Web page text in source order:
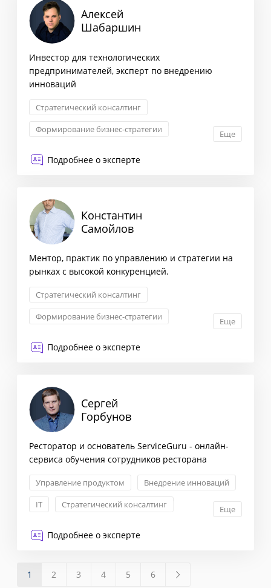
Алексей
Шабаршин
Инвестор для технологических
предпринимателей, эксперт по внедрению
инноваций
Стратегический консалтинг
Формирование бизнес-стратегии
Еще
Подробнее о эксперте
Константин
Самойлов
Ментор, практик по управлению и стратегии на
рынках с высокой конкуренцией.
Стратегический консалтинг
Формирование бизнес-стратегии
Еще
Подробнее о эксперте
Сергей
Горбунов
Ресторатор и основатель ServiceGuru - онлайн-
сервиса обучения сотрудников ресторана
Управление продуктом
Внедрение инноваций
IT
Стратегический консалтинг Еще
Подробнее о эксперте
1 2 3 4 5 6